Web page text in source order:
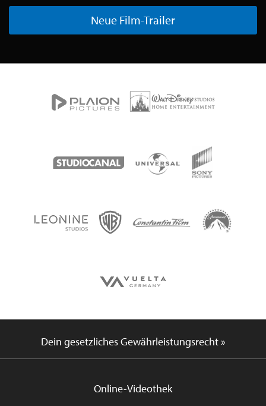
Neue Film-Trailer
Dein gesetzliches Gewährleistungsrecht »
Online-Videothek